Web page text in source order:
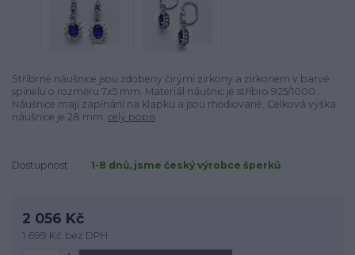
Stříbrné náušnice jsou zdobeny čirými zirkony a zirkonem v barvě
spinelu o rozměru 7x5 mm. Materiál náušnic je stříbro 925/1000.
Náušnice mají zapínání na klapku a jsou rhodiované. Celková výška
náušnice je 28 mm. celý popis
Dostupnost 1-8 dnů, jsme český výrobce šperků
2 056 Kč
1 699 Kč bez DPH